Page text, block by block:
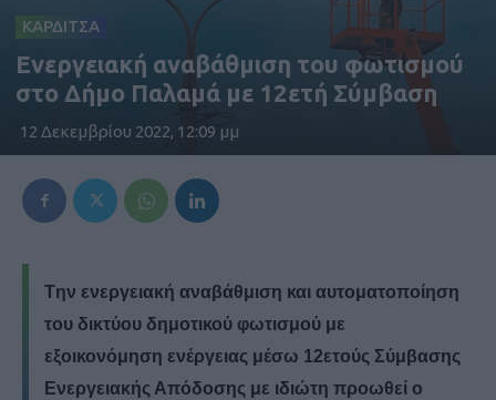
ΚΑΡΔΙΤΣΑ
Ενεργειακή αναβάθμιση του φωτισμού
στο Δήμο Παλαμά με 12ετή Σύμβαση
12 Δεκεμβρίου 2022, 12:09 μμ
Tην ενεργειακή αναβάθμιση και αυτοματοποίηση
του δικτύου δημοτικού φωτισμού με
εξοικονόμηση ενέργειας μέσω 12ετούς Σύμβασης
Ενεργειακής Απόδοσης με ιδιώτη προωθεί ο